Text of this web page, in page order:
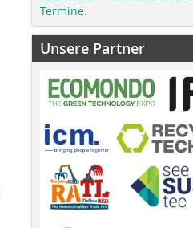
Termine.
Unsere Partner